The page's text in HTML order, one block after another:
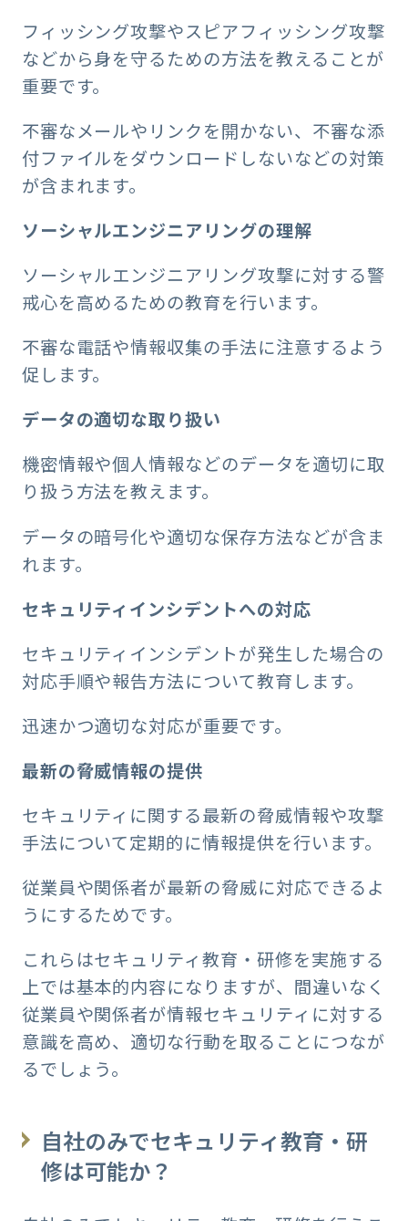
フィッシング攻撃やスピアフィッシング攻撃
などから身を守るための方法を教えることが
重要です。
不審なメールやリンクを開かない、不審な添
付ファイルをダウンロードしないなどの対策
が含まれます。
ソーシャルエンジニアリングの理解
ソーシャルエンジニアリング攻撃に対する警
戒心を高めるための教育を行います。
不審な電話や情報収集の手法に注意するよう
促します。
データの適切な取り扱い
機密情報や個人情報などのデータを適切に取
り扱う方法を教えます。
データの暗号化や適切な保存方法などが含ま
れます。
セキュリティインシデントへの対応
セキュリティインシデントが発生した場合の
対応手順や報告方法について教育します。
迅速かつ適切な対応が重要です。
最新の脅威情報の提供
セキュリティに関する最新の脅威情報や攻撃
手法について定期的に情報提供を行います。
従業員や関係者が最新の脅威に対応できるよ
うにするためです。
これらはセキュリティ教育・研修を実施する
上では基本的内容になりますが、間違いなく
従業員や関係者が情報セキュリティに対する
意識を高め、適切な行動を取ることにつなが
るでしょう。
自社のみでセキュリティ教育・研
修は可能か？